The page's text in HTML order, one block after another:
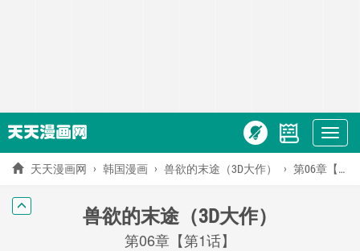
Show
menu
天天漫画网 韩国漫画 兽欲的末途（3D大作） 第06章【第1话】
兽欲的末途（3D大作）
第06章【第1话】